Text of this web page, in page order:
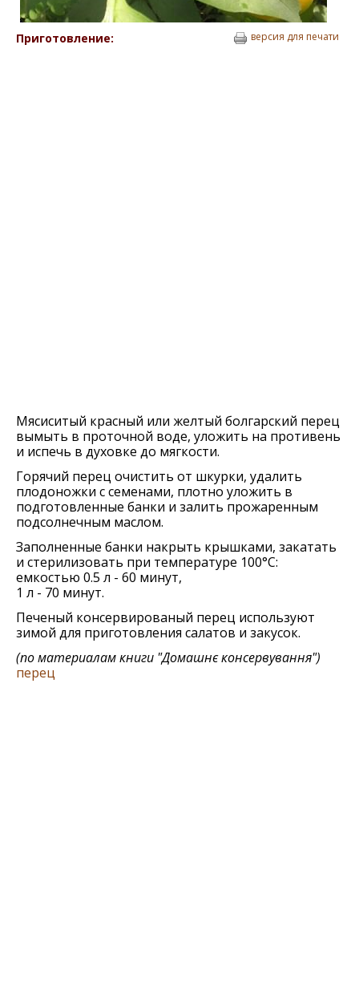
Приготовление: версия для печати
Мясиситый красный или желтый болгарский перец
вымыть в проточной воде, уложить на противень
и испечь в духовке до мягкости.
Горячий перец очистить от шкурки, удалить
плодоножки с семенами, плотно уложить в
подготовленные банки и залить прожаренным
подсолнечным маслом.
Заполненные банки накрыть крышками, закатать
и стерилизовать при температуре 100°C:
емкостью 0.5 л - 60 минут,
1 л - 70 минут.
Печеный консервированый перец используют
зимой для приготовления салатов и закусок.
(по материалам книги "Домашнє консервування")
перец